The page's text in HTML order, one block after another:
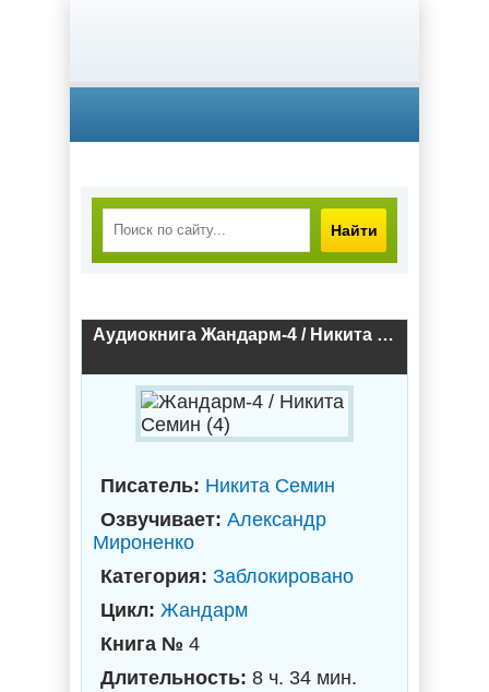
Найти
Аудиокнига Жандарм-4 / Никита Семин (4)
Писатель: Никита Семин
Озвучивает: Александр
Мироненко
Категория: Заблокировано
Цикл: Жандарм
Книга № 4
Длительность: 8 ч. 34 мин.